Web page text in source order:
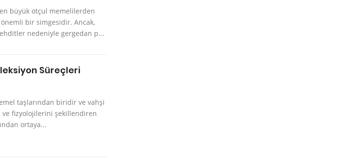
büyük otçul memelilerden
bir simgesidir. Ancak,
nedeniyle gergedan p...
Süreçleri
taşlarından biridir ve vahşi
ve fizyolojilerini şekillendiren
ortaya...